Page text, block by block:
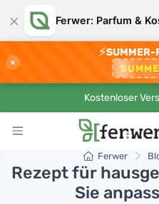
× Ferwer: Parfum &
×
⚡
Kostenloser
Ferwer
Rezept für
Sie